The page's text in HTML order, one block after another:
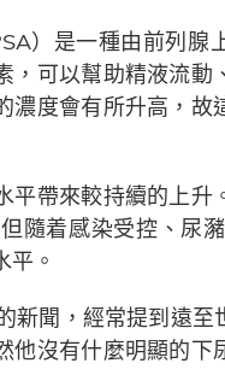
）是一種由前列腺
可以幫助精液流動
度會有所升高，故
帶來較持續的上升
隨着感染受控、尿
平。
新聞，經常提到遠至
他沒有什麼明顯的下